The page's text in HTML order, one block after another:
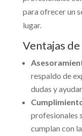
para ofrecer un
lugar.
Ventajas
respaldo de
dudas y
profesionales
cumplan con